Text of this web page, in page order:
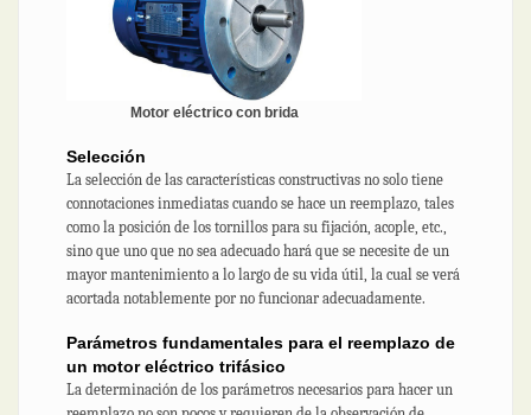
Motor eléctrico con brida
Selección
La selección de las características constructivas no solo tiene
connotaciones inmediatas cuando se hace un reemplazo, tales
como la posición de los tornillos para su fijación, acople, etc.,
sino que uno que no sea adecuado hará que se necesite de un
mayor mantenimiento a lo largo de su vida útil, la cual se verá
acortada notablemente por no funcionar adecuadamente.
Parámetros fundamentales para el reemplazo de
un motor eléctrico trifásico
La determinación de los parámetros necesarios para hacer un